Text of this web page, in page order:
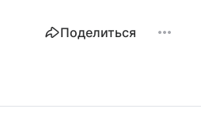
Поделиться